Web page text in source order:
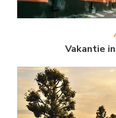
Vakantie